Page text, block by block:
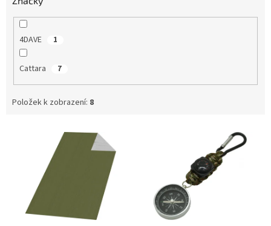
4DAVE 1
Cattara 7
Položek k zobrazení: 8